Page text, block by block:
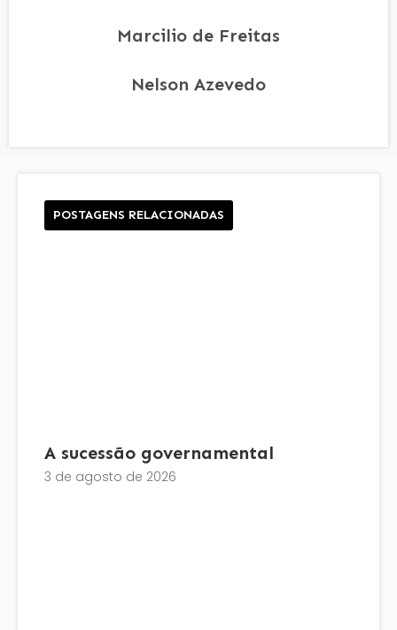
Marcilio de Freitas
Nelson Azevedo
POSTAGENS RELACIONADAS
A sucessão governamental
3 de agosto de 2026